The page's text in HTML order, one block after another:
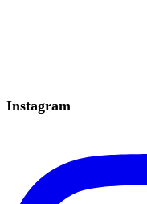
Instagram